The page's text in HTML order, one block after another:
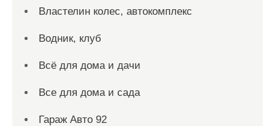
Властелин колес, автокомплекс
Водник, клуб
Всё для дома и дачи
Все для дома и сада
Гараж Авто 92